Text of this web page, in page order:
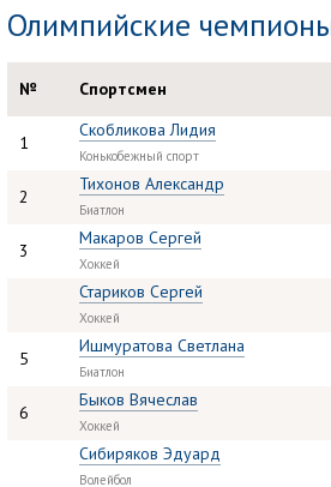
Олимпийские
№ Спортсмен
1
Скобликова Лидия
Конькобежный спорт
2
Тихонов Александр
Биатлон
3
Макаров Сергей
Хоккей
Стариков Сергей
Хоккей
5
Ишмуратова Светлана
Биатлон
6
Быков Вячеслав
Хоккей
Сибиряков Эдуард
Волейбол